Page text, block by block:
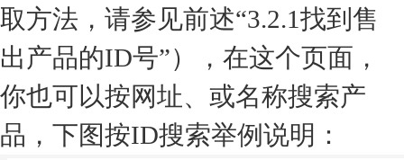
取方法，请参见前述“3.2.1找到售
出产品的ID号”），在这个页面，
你也可以按网址、或名称搜索产
品，下图按ID搜索举例说明：